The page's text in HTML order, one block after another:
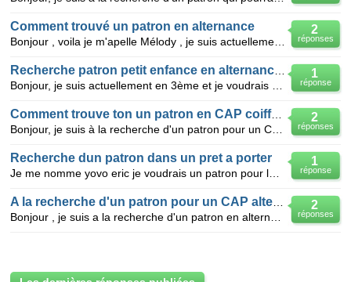
2
réponses
Comment trouvé un patron en alternance
1
réponse
2
réponses
Comment trouve ton un patron en CAP coiffure ?
1
réponse
Recherche dun patron dans un pret a porter
2
réponses